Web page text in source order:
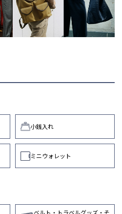
小銭入れ
ミニウォレット